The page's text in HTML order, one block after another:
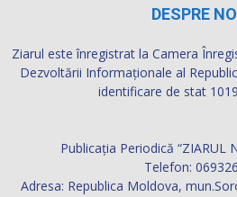
DESPRE
Ziarul este înregistrat la Camera
Dezvoltării Informaţionale al
identificare de stat
Publicația Periodică “ZIARUL
Telefon:
Adresa: Republica Moldova,